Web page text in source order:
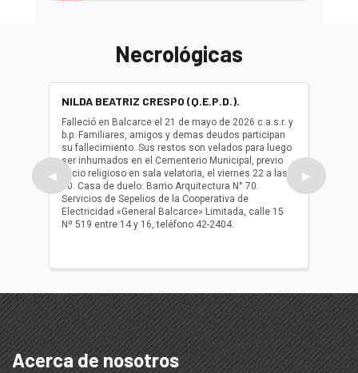
Necrológicas
◀
NILDA BEATRIZ CRESPO (Q.E.P.D.).
Falleció en Balcarce el 21 de mayo de 2026 c.a.s.r. y
b.p. Familiares, amigos y demas deudos participan
su fallecimiento. Sus restos son velados para luego
ser inhumados en el Cementerio Municipal, previo
oficio religioso en sala velatoria, el viernes 22 a las
10. Casa de duelo: Barrio Arquitectura N° 70.
Servicios de Sepelios de la Cooperativa de
Electricidad «General Balcarce» Limitada, calle 15
Nº 519 entre 14 y 16, teléfono 42-2404.
ser
oficio
▶
Acerca de nosotros